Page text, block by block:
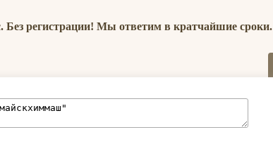
Без регистрации! Мы ответим в кратчайшие сроки.